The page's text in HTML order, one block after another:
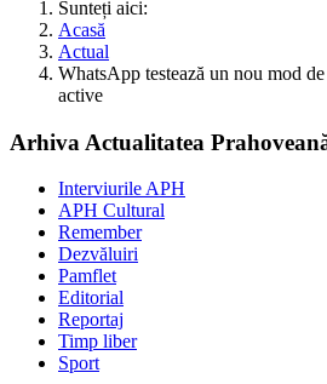
Sunteți aici:
Acasă
Actual
WhatsApp testează un nou mod
active
Arhiva Actualitatea
Interviurile APH
APH Cultural
Remember
Dezvăluiri
Pamflet
Editorial
Reportaj
Timp liber
Sport